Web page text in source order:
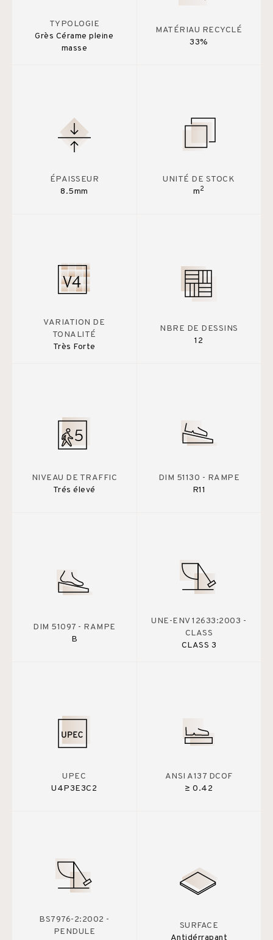
TYPOLOGIE
Grès Cérame pleine
masse
MATÉRIAU RECYCLÉ
33%
ÉPAISSEUR
8.5mm
UNITÉ DE STOCK
m2
VARIATION DE
TONALITÉ
Très Forte
NBRE DE DESSINS
12
NIVEAU DE TRAFFIC
Trés élevé
DIM 51130 - RAMPE
R11
DIM 51097 - RAMPE
B
UNE-ENV 12633:2003 -
CLASS
CLASS 3
UPEC
U4P3E3C2
ANSI A137 DCOF
≥ 0.42
BS7976-2:2002 -
PENDULE
SURFACE
Antidérrapant